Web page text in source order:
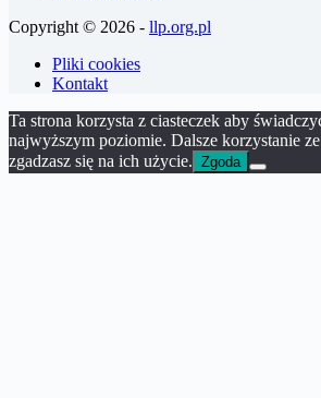
Copyright © 2026 - llp.org.pl
Pliki cookies
Kontakt
Ta strona korzysta z ciasteczek aby
najwyższym poziomie. Dalsze korzystanie
zgadzasz się na ich użycie. Zgoda